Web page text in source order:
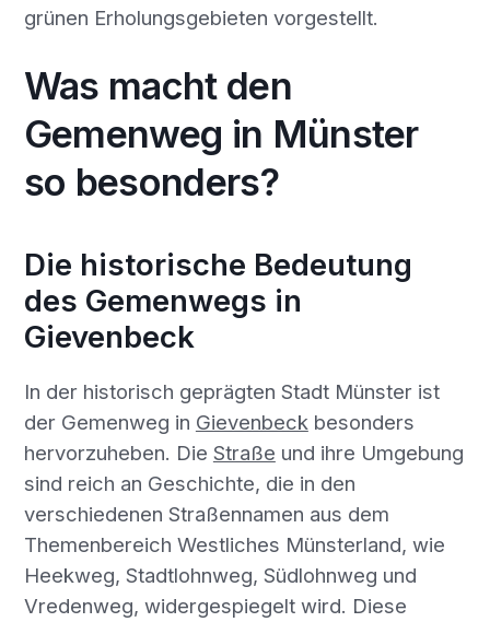
grünen Erholungsgebieten vorgestellt.
Was macht den
Gemenweg in Münster
so besonders?
Die historische Bedeutung
des Gemenwegs in
Gievenbeck
In der historisch geprägten Stadt Münster ist
der Gemenweg in Gievenbeck besonders
hervorzuheben. Die Straße und ihre Umgebung
sind reich an Geschichte, die in den
verschiedenen Straßennamen aus dem
Themenbereich Westliches Münsterland, wie
Heekweg, Stadtlohnweg, Südlohnweg und
Vredenweg, widergespiegelt wird. Diese